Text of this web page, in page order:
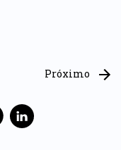
Próximo